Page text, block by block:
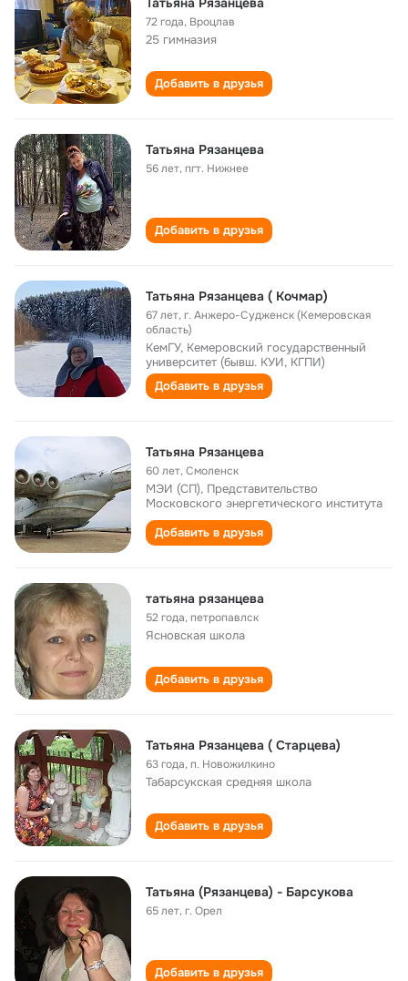
72 года, Вроцлав
25 гимназия
Добавить в друзья
Татьяна Рязанцева
56 лет,пгт. Нижнее
Добавить в друзья
Татьяна Рязанцева ( Кочмар)
67 лет,г. Анжеро-Судженск (Кемеровская
область)
КемГУ, Кемеровский государственный
университет (бывш. КУИ, КГПИ)
Добавить в друзья
Татьяна Рязанцева
60 лет,Смоленск
МЭИ (СП), Представительство
Московского энергетического института
Добавить в друзья
татьяна рязанцева
52 года,петропавлск
Ясновская школа
Добавить в друзья
Татьяна Рязанцева ( Старцева)
63 года,п. Новожилкино
Табарсукская cредняя школа
Добавить в друзья
Татьяна (Рязанцева) - Барсукова
65 лет,г. Орел
Добавить в друзья